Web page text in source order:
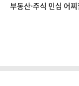
부동산·주식 민심 어